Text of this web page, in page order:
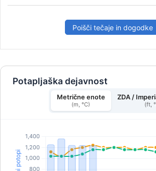
potapljaškimi počitnicami, tako da boste
skrbeli za svoje veščine in več časa posvetili
tečaj Osvežitev potapljaških veščin (Scuba
pred potopom za usposabljanje v odprtih
osredotočite na veščine, pri katerih
pomoč.
Poišči tečaje in dogodke
Potapljaška dejavnost
Metrične enote
(m, °C)
ZDA /
(ft,